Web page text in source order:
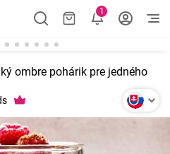
1
ombre pohárik pre jedného